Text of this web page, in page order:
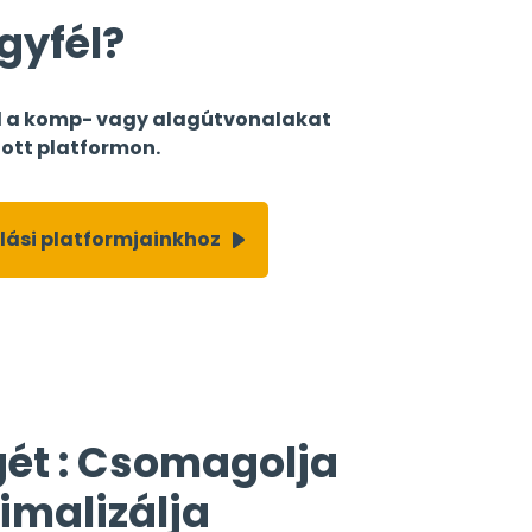
a komp- vagy alagútvonalakat
platformon.
platformjainkhoz
: Csomagolja